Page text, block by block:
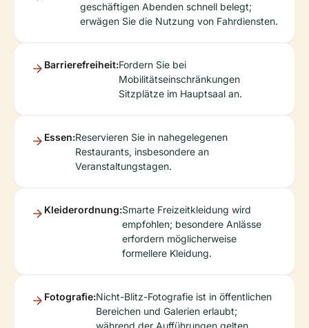
geschäftigen Abenden schnell belegt;
erwägen Sie die Nutzung von Fahrdiensten.
Barrierefreiheit:Fordern Sie bei
Mobilitätseinschränkungen
Sitzplätze im Hauptsaal an.
Essen:Reservieren Sie in nahegelegenen
Restaurants, insbesondere an
Veranstaltungstagen.
Kleiderordnung:Smarte Freizeitkleidung wird
empfohlen; besondere Anlässe
erfordern möglicherweise
formellere Kleidung.
Fotografie:Nicht-Blitz-Fotografie ist in öffentlichen
Bereichen und Galerien erlaubt;
während der Aufführungen gelten